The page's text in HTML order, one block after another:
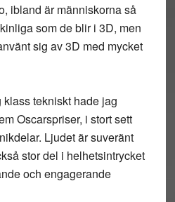
ibland är människorna så
som de blir i 3D, men
sig av 3D med mycket
tekniskt hade jag
Oscarspriser, i stort sett
Ljudet är suveränt
stor del i helhetsintrycket
och engagerande